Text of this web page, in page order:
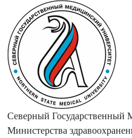
Северный Государственный
Министерства